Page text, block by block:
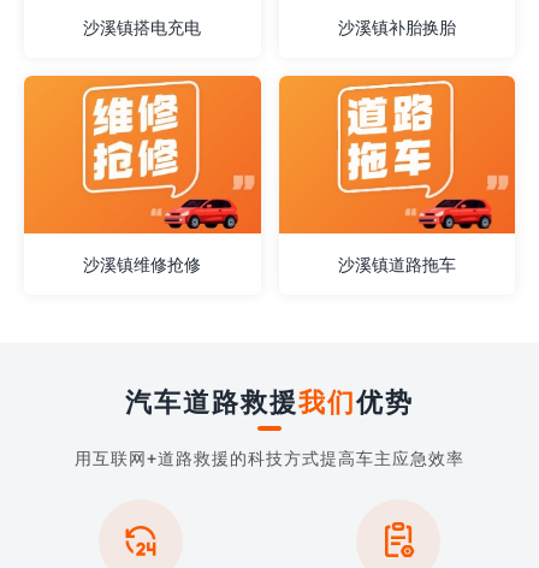
沙溪镇搭电充电 沙溪镇补胎换胎
沙溪镇维修抢修 沙溪镇道路拖车
汽车道路救援我们优势
用互联网+道路救援的科技方式提高车主应急效率
 